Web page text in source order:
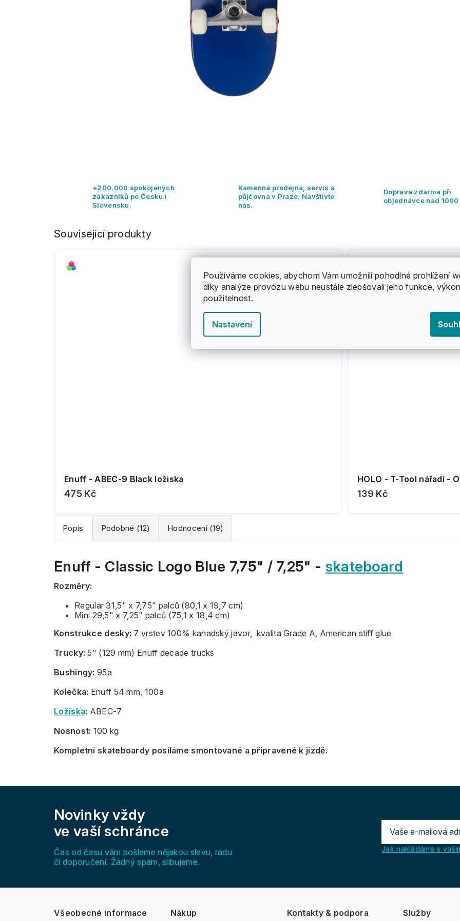
Používáme cookies, abychom Vám umožnili pohodlné prohlížení
díky analýze provozu webu neustále zlepšovali jeho funkce,
použitelnost.
Nastavení
+200.000 spokojených
zákazníků po Česku i
Slovensku.
Kamenná prodejna, servis a
půjčovna v Praze. Navštivte
nás.
Doprava zdarma při
objednávce nad 1000
Související produkty
Enuff - ABEC-9 Black ložiska
475 Kč
HOLO - T-Tool nářadí -
139 Kč
Popis Podobné (12) Hodnocení (19)
Enuff - Classic Logo Blue 7,75" / 7,25" - skateboard
Rozměry:
Regular 31,5" x 7,75" palců (80,1 x 19,7 cm)
Mini 29,5" x 7,25" palců (75,1 x 18,4 cm)
Konstrukce desky: 7 vrstev 100% kanadský javor, kvalita Grade A, American stiff glue
Trucky: 5" (129 mm) Enuff decade trucks
Bushingy: 95a
Kolečka: Enuff 54 mm, 100a
Ložiska: ABEC-7
Nosnost: 100 kg
Kompletní skateboardy posíláme smontované a připravené k jízdě.
Novinky vždy
ve vaší schránce
Čas od času vám pošleme nějakou slevu, radu
či doporučení. Žádný spam, slibujeme.
Jak nakládáme s
Všeobecné informace Nákup Kontakty & podpora Služby